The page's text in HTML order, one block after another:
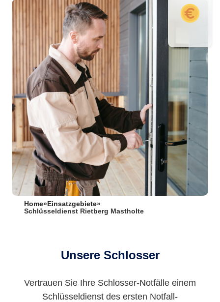
Home» Einsatzgebiete»
Schlüsseldienst Rietberg Mastholte
Unsere Schlosser
Vertrauen Sie Ihre Schlosser-Notfälle einem
Schlüsseldienst des ersten Notfall-